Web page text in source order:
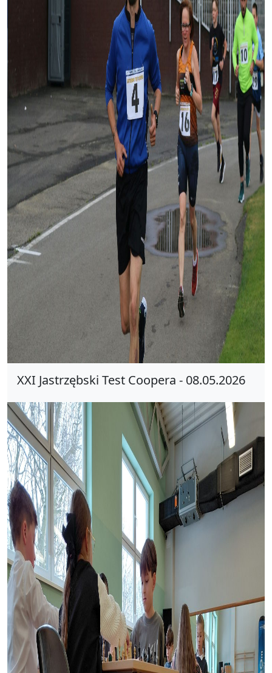
XXI Jastrzębski Test Coopera - 08.05.2026